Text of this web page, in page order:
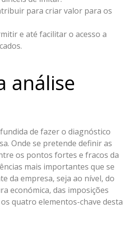
para criar valor para os
e até facilitar o acesso a
análise
de fazer o diagnóstico
Onde se pretende definir as
os pontos fortes e fracos da
mais importantes que se
da empresa, seja ao nível, do
económica, das imposições
os quatro elementos-chave desta